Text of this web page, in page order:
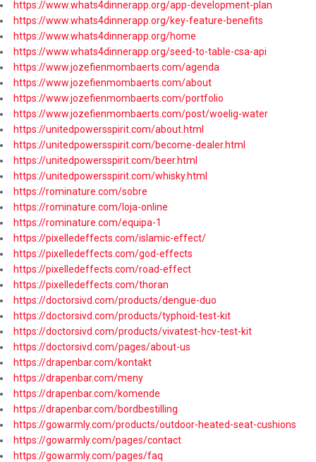
https://www.whats4dinnerapp.org/app-development-plan
https://www.whats4dinnerapp.org/key-feature-benefits
https://www.whats4dinnerapp.org/home
https://www.whats4dinnerapp.org/seed-to-table-csa-api
https://www.jozefienmombaerts.com/agenda
https://www.jozefienmombaerts.com/about
https://www.jozefienmombaerts.com/portfolio
https://www.jozefienmombaerts.com/post/woelig-water
https://unitedpowersspirit.com/about.html
https://unitedpowersspirit.com/become-dealer.html
https://unitedpowersspirit.com/beer.html
https://unitedpowersspirit.com/whisky.html
https://rominature.com/sobre
https://rominature.com/loja-online
https://rominature.com/equipa-1
https://pixelledeffects.com/islamic-effect/
https://pixelledeffects.com/god-effects
https://pixelledeffects.com/road-effect
https://pixelledeffects.com/thoran
https://doctorsivd.com/products/dengue-duo
https://doctorsivd.com/products/typhoid-test-kit
https://doctorsivd.com/products/vivatest-hcv-test-kit
https://doctorsivd.com/pages/about-us
https://drapenbar.com/kontakt
https://drapenbar.com/meny
https://drapenbar.com/komende
https://drapenbar.com/bordbestilling
https://gowarmly.com/products/outdoor-heated-seat-cushions
https://gowarmly.com/pages/contact
https://gowarmly.com/pages/faq